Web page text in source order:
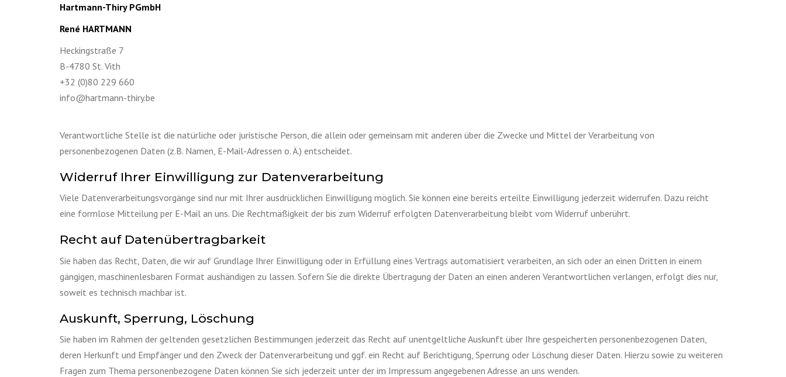
Hartmann-Thiry PGmbH
René HARTMANN
Heckingstraße 7
B-4780 St. Vith
+32 (0)80 229 660
info@hartmann-thiry.be
Verantwortliche Stelle ist die natürliche oder juristische Person, die allein oder gemeinsam mit anderen über die Zwecke und Mittel der Verarbeitung von
personenbezogenen Daten (z.B. Namen, E-Mail-Adressen o. Ä.) entscheidet.
Widerruf Ihrer Einwilligung zur Datenverarbeitung
Viele Datenverarbeitungsvorgänge sind nur mit Ihrer ausdrücklichen Einwilligung möglich. Sie können eine bereits erteilte Einwilligung jederzeit widerrufen. Dazu reicht
eine formlose Mitteilung per E-Mail an uns. Die Rechtmäßigkeit der bis zum Widerruf erfolgten Datenverarbeitung bleibt vom Widerruf unberührt.
Recht auf Datenübertragbarkeit
Sie haben das Recht, Daten, die wir auf Grundlage Ihrer Einwilligung oder in Erfüllung eines Vertrags automatisiert verarbeiten, an sich oder an einen Dritten in einem
gängigen, maschinenlesbaren Format aushändigen zu lassen. Sofern Sie die direkte Übertragung der Daten an einen anderen Verantwortlichen verlangen, erfolgt dies nur,
soweit es technisch machbar ist.
Auskunft, Sperrung, Löschung
Sie haben im Rahmen der geltenden gesetzlichen Bestimmungen jederzeit das Recht auf unentgeltliche Auskunft über Ihre gespeicherten personenbezogenen Daten,
deren Herkunft und Empfänger und den Zweck der Datenverarbeitung und ggf. ein Recht auf Berichtigung, Sperrung oder Löschung dieser Daten. Hierzu sowie zu weiteren
Fragen zum Thema personenbezogene Daten können Sie sich jederzeit unter der im Impressum angegebenen Adresse an uns wenden.